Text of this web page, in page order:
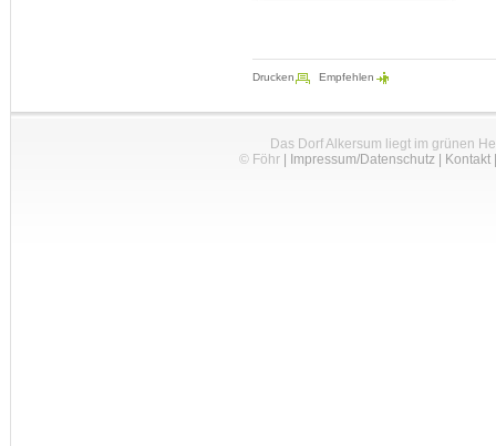
Drucken Empfehlen
Das Dorf Alkersum liegt im grünen
© Föhr| Impressum/Datenschutz| Kontakt